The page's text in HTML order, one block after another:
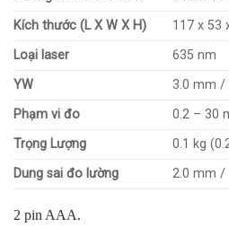
Kích thước (L X W X H)
117 x 53
Loại laser
635 nm
YW
3.0 mm /
Phạm vi đo
0.2 – 30
Trọng Lượng
0.1 kg
Dung sai đo lường
2.0 mm /
2 pin AAA.